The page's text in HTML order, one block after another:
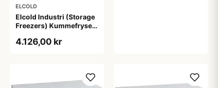
ELCOLD
Elcold Industri (Storage
Freezers) Kummefryser
4.126,00 kr